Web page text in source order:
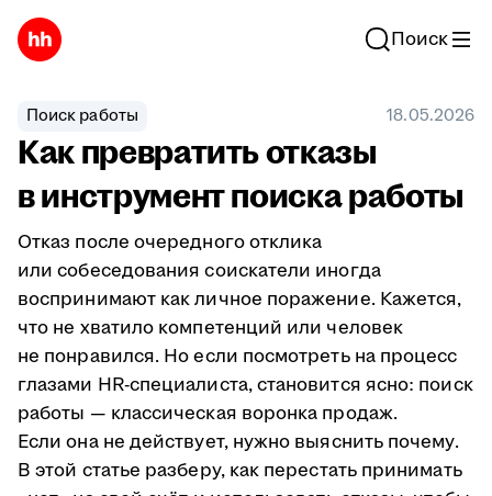
Поиск
Поиск работы 18.05.2026
Как превратить отказы
в инструмент поиска работы
Отказ после очередного отклика
или собеседования соискатели иногда
воспринимают как личное поражение. Кажется,
что не хватило компетенций или человек
не понравился. Но если посмотреть на процесс
глазами HR-специалиста, становится ясно: поиск
работы — классическая воронка продаж.
Если она не действует, нужно выяснить почему.
В этой статье разберу, как перестать принимать